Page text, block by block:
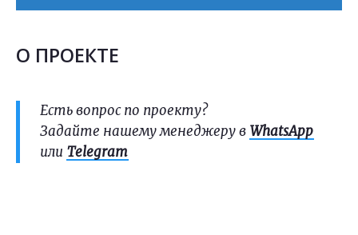
О ПРОЕКТЕ
Есть вопрос по проекту?
Задайте нашему менеджеру в WhatsApp
или Telegram